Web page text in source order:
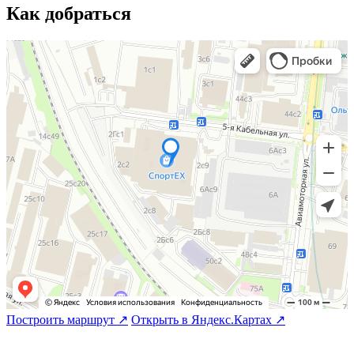
Как добраться
Построить маршрут ↗ Открыть в Яндекс.Картах ↗